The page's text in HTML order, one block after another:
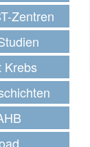
Zentren
Krebs